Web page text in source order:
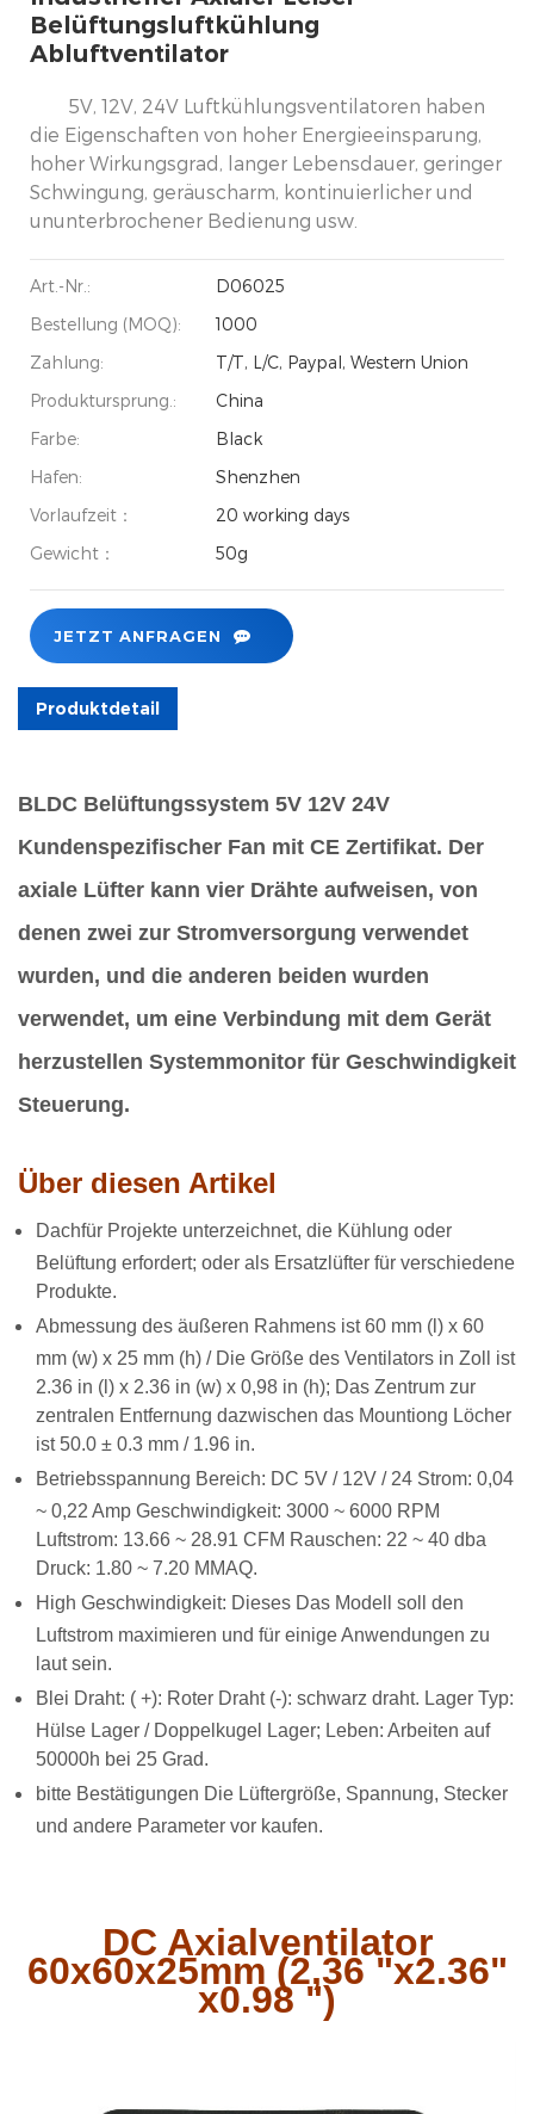
Belüftungsluftkühlung
Abluftventilator
5V, 12V, 24V Luftkühlungsventilatoren haben
die Eigenschaften von hoher Energieeinsparung,
hoher Wirkungsgrad, langer Lebensdauer, geringer
Schwingung, geräuscharm, kontinuierlicher und
ununterbrochener Bedienung usw.
Art.-Nr.:
D06025
Bestellung (MOQ):
1000
Zahlung:
T/T, L/C, Paypal, Western Union
Produktursprung.:
China
Farbe:
Black
Hafen:
Shenzhen
Vorlaufzeit：
20 working days
Gewicht：
50g
JETZT ANFRAGEN
Produktdetail
BLDC Belüftungssystem 5V 12V 24V
Kundenspezifischer Fan mit CE Zertifikat. Der
axiale Lüfter kann vier Drähte aufweisen, von
denen zwei zur Stromversorgung verwendet
wurden, und die anderen beiden wurden
verwendet, um eine Verbindung mit dem Gerät
herzustellen Systemmonitor für Geschwindigkeit
Steuerung.
Über diesen Artikel
Dachfür Projekte unterzeichnet, die Kühlung oder
Belüftung erfordert; oder als Ersatzlüfter für verschiedene
Produkte.
Abmessung des äußeren Rahmens ist 60 mm (l) x 60
mm (w) x 25 mm (h) / Die Größe des Ventilators in Zoll ist
2.36 in (l) x 2.36 in (w) x 0,98 in (h); Das Zentrum zur
zentralen Entfernung dazwischen das Mountiong Löcher
ist 50.0 ± 0.3 mm / 1.96 in.
Betriebsspannung Bereich: DC 5V / 12V / 24 Strom: 0,04
~ 0,22 Amp Geschwindigkeit: 3000 ~ 6000 RPM
Luftstrom: 13.66 ~ 28.91 CFM Rauschen: 22 ~ 40 dba
Druck: 1.80 ~ 7.20 MMAQ.
High Geschwindigkeit: Dieses Das Modell soll den
Luftstrom maximieren und für einige Anwendungen zu
laut sein.
Blei Draht: ( +): Roter Draht (-): schwarz draht. Lager Typ:
Hülse Lager / Doppelkugel Lager; Leben: Arbeiten auf
50000h bei 25 Grad.
bitte Bestätigungen Die Lüftergröße, Spannung, Stecker
und andere Parameter vor kaufen.
DC Axialventilator
60x60x25mm (2,36 "x2.36"
x0.98 ")